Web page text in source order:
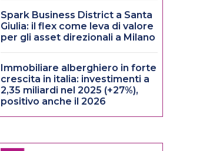
Spark Business District a Santa
Giulia: il flex come leva di valore
per gli asset direzionali a Milano
Immobiliare alberghiero in forte
crescita in italia: investimenti a
2,35 miliardi nel 2025 (+27%),
positivo anche il 2026